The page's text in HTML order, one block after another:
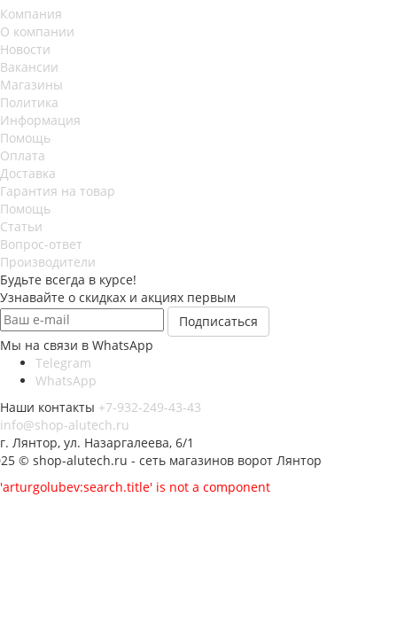
Компания
О компании
Новости
Вакансии
Магазины
Политика
Информация
Помощь
Оплата
Доставка
Гарантия на товар
Помощь
Статьи
Вопрос-ответ
Производители
Будьте всегда в курсе!
Узнавайте о скидках и акциях первым
Мы на связи в WhatsApp
Telegram
WhatsApp
Наши контакты +7-932-249-43-43
info@shop-alutech.ru
г. Лянтор, ул. Назаргалеева, 6/1
© shop-alutech.ru - сеть магазинов ворот Лянтор
'arturgolubev:search.title' is not a component